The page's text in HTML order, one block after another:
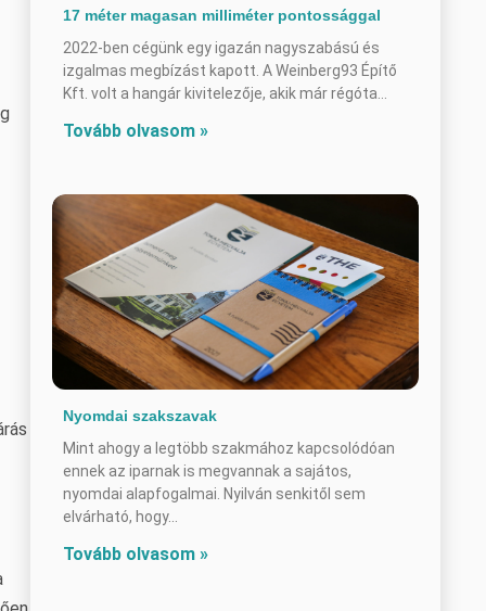
17 méter magasan milliméter pontossággal
2022-ben cégünk egy igazán nagyszabású és
izgalmas megbízást kapott. A Weinberg93 Építő
Kft. volt a hangár kivitelezője, akik már régóta
Tovább olvasom »
Nyomdai szakszavak
Mint ahogy a legtöbb szakmához kapcsolódóan
ennek az iparnak is megvannak a sajátos,
nyomdai alapfogalmai. Nyilván senkitől sem
elvárható, hogy
Tovább olvasom »